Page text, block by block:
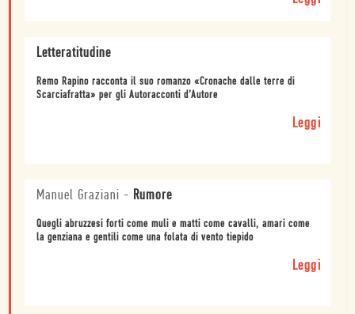
Letteratitudine
Remo Rapino racconta il suo romanzo «Cronache dalle terre di
Scarciafratta» per gli Autoracconti d’Autore
Leggi
Manuel Graziani - Rumore
Quegli abruzzesi forti come muli e matti come cavalli, amari come
la genziana e gentili come una folata di vento tiepido
Leggi